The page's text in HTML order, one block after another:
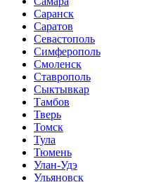
Саранск
Саратов
Севастополь
Симферополь
Смоленск
Ставрополь
Сыктывкар
Тамбов
Тверь
Томск
Тула
Тюмень
Улан-Удэ
Ульяновск